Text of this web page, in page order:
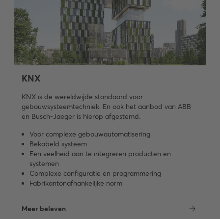
KNX
KNX is de wereldwijde standaard voor
gebouwsysteemtechniek. En ook het aanbod van ABB
en Busch-Jaeger is hierop afgestemd.
Voor complexe gebouwautomatisering
Bekabeld systeem
Een veelheid aan te integreren producten en
systemen
Complexe configuratie en programmering
Fabrikantonafhankelijke norm
Meer beleven